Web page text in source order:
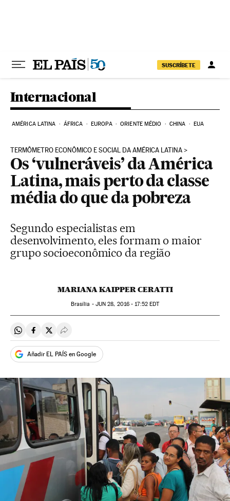
SUSCRÍBETE
Internacional
AMÉRICA LATINA ÁFRICA EUROPA ORIENTE MÉDIO CHINA EUA
TERMÔMETRO ECONÔMICO E SOCIAL DA AMÉRICA LATINA
Os ‘vulneráveis’ da América
Latina, mais perto da classe
média do que da pobreza
Segundo especialistas em
desenvolvimento, eles formam o maior
grupo socioeconômico da região
MARIANA KAIPPER CERATTI
Brasília - JUN 28, 2016 - 17:52EDT
Compartir en Whatsapp
Compartir en Facebook
Compartir en Twitter
Desplegar Redes Sociales
Añadir EL PAÍS en Google